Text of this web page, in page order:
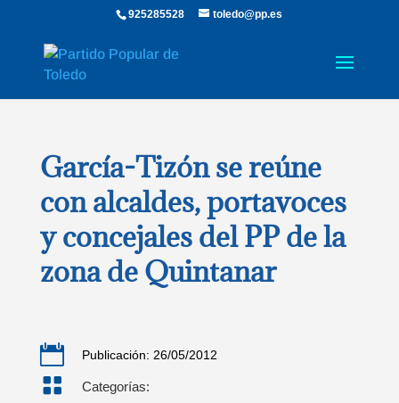
925285528 toledo@pp.es
García-Tizón se reúne
con alcaldes, portavoces
y concejales del PP de la
zona de Quintanar
 Publicación: 26/05/2012
 Categorías: